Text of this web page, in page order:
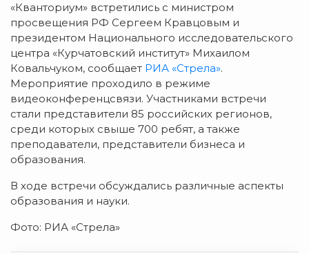
«Кванториум» встретились с министром
просвещения РФ Сергеем Кравцовым и
президентом Национального исследовательского
центра «Курчатовский институт» Михаилом
Ковальчуком, сообщает РИА «Стрела».
Мероприятие проходило в режиме
видеоконференцсвязи. Участниками встречи
стали представители 85 российских регионов,
среди которых свыше 700 ребят, а также
преподаватели, представители бизнеса и
образования.
В ходе встречи обсуждались различные аспекты
образования и науки.
Фото: РИА «Стрела»